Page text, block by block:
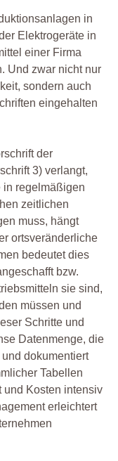
in
Elektrogeräte in
einer Firma
Und zwar nicht nur
sondern auch
eingehalten
der
3) verlangt,
in regelmäßigen
zeitlichen
muss, hängt
ortsveränderliche
bedeutet dies
bzw.
sie sind,
müssen und
Schritte und
Datenmenge, die
dokumentiert
Tabellen
und Kosten intensiv
erleichtert